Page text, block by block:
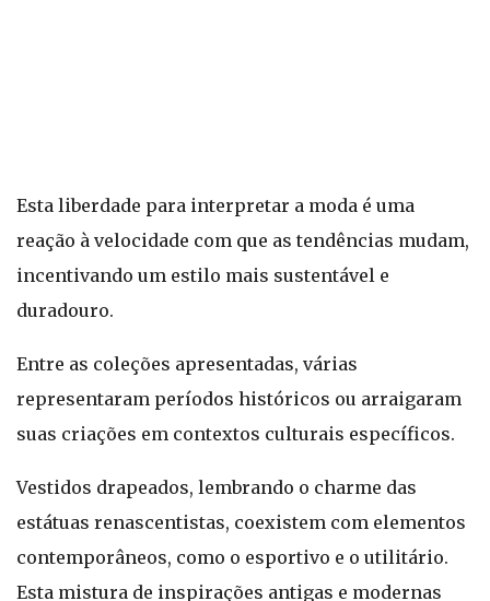
Esta liberdade para interpretar a moda é uma
reação à velocidade com que as tendências mudam,
incentivando um estilo mais sustentável e
duradouro.
Entre as coleções apresentadas, várias
representaram períodos históricos ou arraigaram
suas criações em contextos culturais específicos.
Vestidos drapeados, lembrando o charme das
estátuas renascentistas, coexistem com elementos
contemporâneos, como o esportivo e o utilitário.
Esta mistura de inspirações antigas e modernas